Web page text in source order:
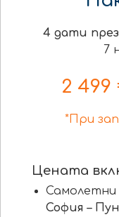
4 дати
7
2 499
*При
Цената
Самолетни
София –